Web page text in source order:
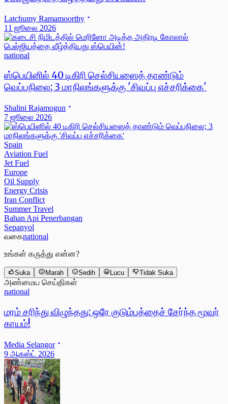
Latchumy Ramamoorthy
11 ஜூலை 2026
national
ஸ்பெயினில் 40 டிகிரி செல்சியஸைத் தாண்டும்
வெப்பநிலை; 3 மாநிலங்களுக்கு 'சிவப்பு எச்சரிக்கை'
Shalini Rajamogun
7 ஜூலை 2026
Spain
Aviation Fuel
Jet Fuel
Europe
Oil Supply
Energy Crisis
Iran Conflict
Summer Travel
Bahan Api Penerbangan
Sepanyol
வகைnational
உங்கள் கருத்து என்ன?
Suka Marah Sedih Lucu Tidak Suka
அண்மைய செய்திகள்
national
மரம் சரிந்து விழுந்தது: ஒரே குடும்பத்தைச் சேர்ந்த மூவர்
காயம்!
Media Selangor
9 ஆகஸ்ட் 2026